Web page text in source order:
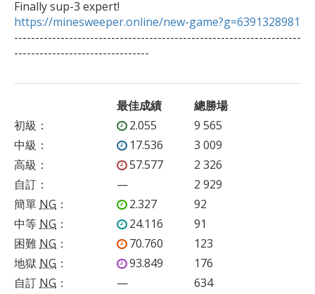
https://minesweeper.online/new-game?g=6391328981
--------------------------------------------------------------------
--------------------------------
最佳成績
總勝場
初級 ： 2.055
9 565
中級 ： 17.536
3 009
高級 ： 57.577
2 326
自訂 ： —
2 929
簡單 NG ： 2.327
92
中等 NG ： 24.116
91
困難 NG ： 70.760
123
地獄 NG ： 93.849
176
自訂 NG ： — 634